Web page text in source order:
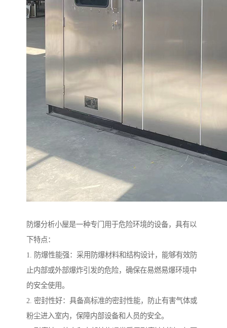
防爆分析小屋是一种专门用于危险环境的设备，具有以
下特点：
1. 防爆性能强：采用防爆材料和结构设计，能够有效防
止内部或外部爆炸引发的危险，确保在易燃易爆环境中
的安全使用。
2. 密封性好：具备高标准的密封性能，防止有害气体或
粉尘进入室内，保障内部设备和人员的安全。